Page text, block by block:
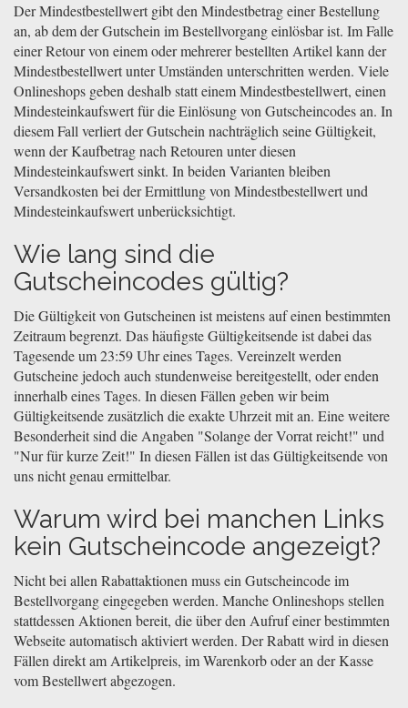
Der Mindestbestellwert gibt den Mindestbetrag einer Bestellung
an, ab dem der Gutschein im Bestellvorgang einlösbar ist. Im Falle
einer Retour von einem oder mehrerer bestellten Artikel kann der
Mindestbestellwert unter Umständen unterschritten werden. Viele
Onlineshops geben deshalb statt einem Mindestbestellwert, einen
Mindesteinkaufswert für die Einlösung von Gutscheincodes an. In
diesem Fall verliert der Gutschein nachträglich seine Gültigkeit,
wenn der Kaufbetrag nach Retouren unter diesen
Mindesteinkaufswert sinkt. In beiden Varianten bleiben
Versandkosten bei der Ermittlung von Mindestbestellwert und
Mindesteinkaufswert unberücksichtigt.
Wie lang sind die
Gutscheincodes gültig?
Die Gültigkeit von Gutscheinen ist meistens auf einen bestimmten
Zeitraum begrenzt. Das häufigste Gültigkeitsende ist dabei das
Tagesende um 23:59 Uhr eines Tages. Vereinzelt werden
Gutscheine jedoch auch stundenweise bereitgestellt, oder enden
innerhalb eines Tages. In diesen Fällen geben wir beim
Gültigkeitsende zusätzlich die exakte Uhrzeit mit an. Eine weitere
Besonderheit sind die Angaben "Solange der Vorrat reicht!" und
"Nur für kurze Zeit!" In diesen Fällen ist das Gültigkeitsende von
uns nicht genau ermittelbar.
Warum wird bei manchen Links
kein Gutscheincode angezeigt?
Nicht bei allen Rabattaktionen muss ein Gutscheincode im
Bestellvorgang eingegeben werden. Manche Onlineshops stellen
stattdessen Aktionen bereit, die über den Aufruf einer bestimmten
Webseite automatisch aktiviert werden. Der Rabatt wird in diesen
Fällen direkt am Artikelpreis, im Warenkorb oder an der Kasse
vom Bestellwert abgezogen.